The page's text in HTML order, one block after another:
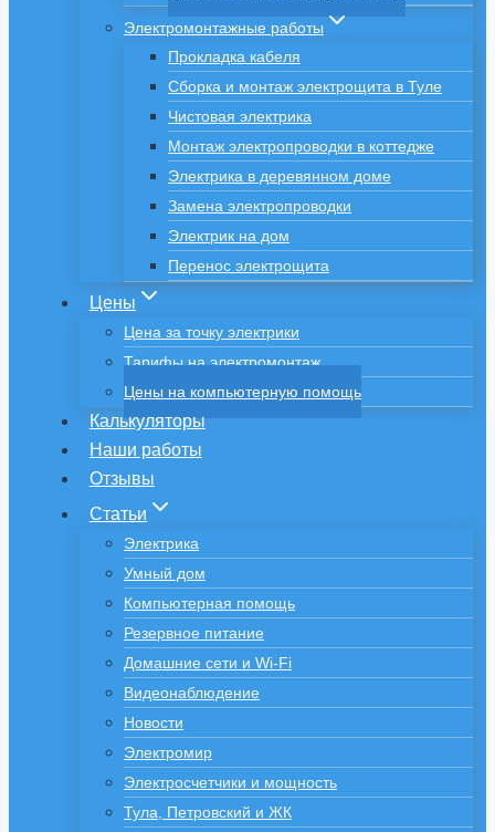
Электромонтажные работы
Прокладка кабеля
Сборка и монтаж электрощита в Туле
Чистовая электрика
Монтаж электропроводки в коттедже
Электрика в деревянном доме
Замена электропроводки
Электрик на дом
Перенос электрощита
Цены
Цена за точку электрики
Тарифы на электромонтаж
Цены на компьютерную помощь
Калькуляторы
Наши работы
Отзывы
Статьи
Электрика
Умный дом
Компьютерная помощь
Резервное питание
Домашние сети и Wi-Fi
Видеонаблюдение
Новости
Электромир
Электросчетчики и мощность
Тула, Петровский и ЖК